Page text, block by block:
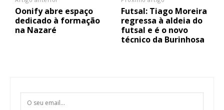
Oonify abre espaço
dedicado à formação
na Nazaré
Futsal: Tiago Moreira
regressa à aldeia do
futsal e é o novo
técnico da Burinhosa